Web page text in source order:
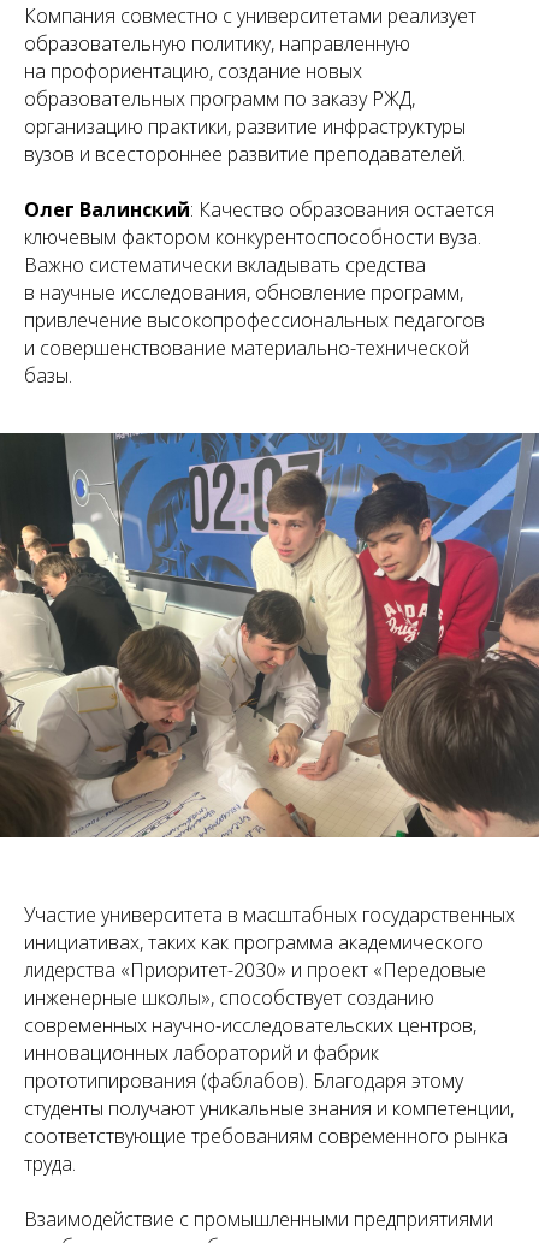
Компания совместно с университетами реализует
образовательную политику, направленную
на профориентацию, создание новых
образовательных программ по заказу РЖД,
организацию практики, развитие инфраструктуры
вузов и всестороннее развитие преподавателей.
Олег Валинский: Качество образования остается
ключевым фактором конкурентоспособности вуза.
Важно систематически вкладывать средства
в научные исследования, обновление программ,
привлечение высокопрофессиональных педагогов
и совершенствование материально-технической
базы.
Участие университета в масштабных государственных
инициативах, таких как программа академического
лидерства «Приоритет-2030» и проект «Передовые
инженерные школы», способствует созданию
современных научно-исследовательских центров,
инновационных лабораторий и фабрик
прототипирования (фаблабов). Благодаря этому
студенты получают уникальные знания и компетенции,
соответствующие требованиям современного рынка
труда.
Взаимодействие с промышленными предприятиями